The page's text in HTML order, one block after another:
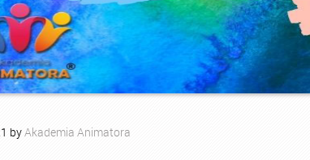
byAkademia Animatora